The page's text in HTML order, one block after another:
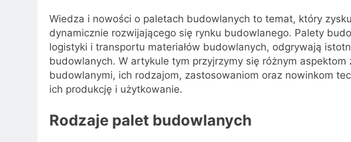
Wiedza i nowości o paletach budowlanych to temat, który
dynamicznie rozwijającego się rynku budowlanego. Palety
logistyki i transportu materiałów budowlanych, odgrywają
budowlanych. W artykule tym przyjrzymy się różnym aspektom
budowlanymi, ich rodzajom, zastosowaniom oraz nowinkom
ich produkcję i użytkowanie.
Rodzaje palet budowlanych